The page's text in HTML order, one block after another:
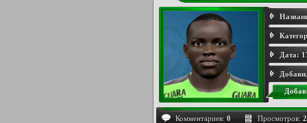
Дата:
Комментариев: 0 Просмотров: